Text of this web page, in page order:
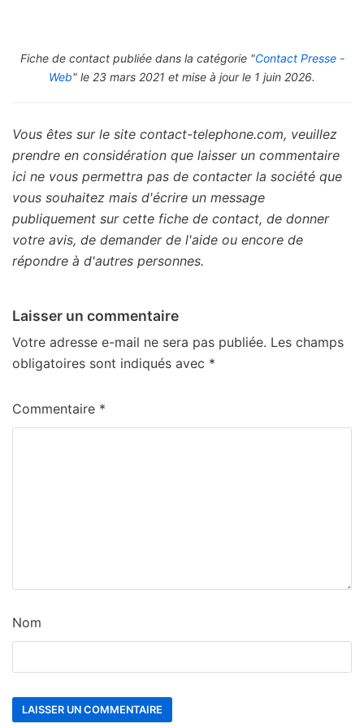
Fiche de contact publiée dans la catégorie "Contact Presse -
Web" le 23 mars 2021 et mise à jour le 1 juin 2026.
Vous êtes sur le site contact-telephone.com, veuillez
prendre en considération que laisser un commentaire
ici ne vous permettra pas de contacter la société que
vous souhaitez mais d'écrire un message
publiquement sur cette fiche de contact, de donner
votre avis, de demander de l'aide ou encore de
répondre à d'autres personnes.
Laisser un commentaire
Votre adresse e-mail ne sera pas publiée. Les champs
obligatoires sont indiqués avec *
Commentaire *
Nom